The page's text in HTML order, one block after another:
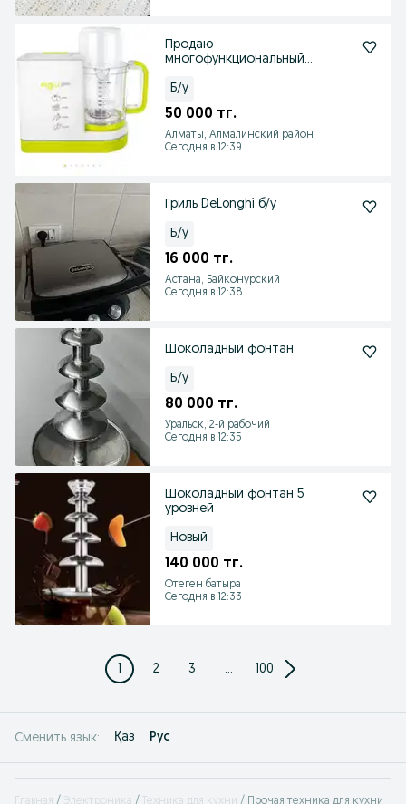
Продаю
многофункциональный
Б/у
50 000 тг.
Алматы, Алмалинский район
Сегодня в 12:39
Гриль DeLonghi б/у
Б/у
16 000 тг.
Астана, Байконурский
Сегодня в 12:38
Шоколадный фонтан
Б/у
80 000 тг.
Уральск, 2-й рабочий
Сегодня в 12:35
Шоколадный фонтан 5
уровней
Новый
140 000 тг.
Отеген батыра
Сегодня в 12:33
1 2 3 ... 100
Сменить язык: Қаз Рус
Главная Электроника Техника для кухни Прочая техника для кухни